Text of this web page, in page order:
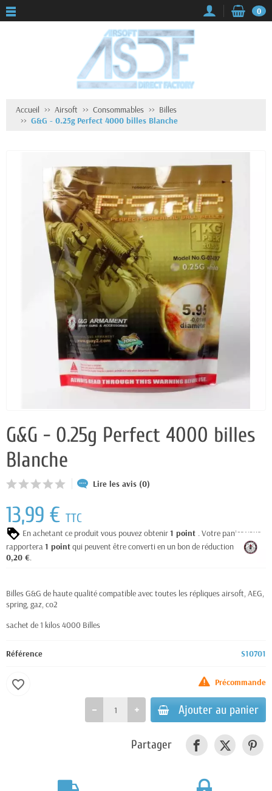
0
Accueil Airsoft Consommables
Billes
G&G - 0.25g Perfect 4000 billes Blanche
G&G - 0.25g Perfect 4000 billes
Blanche
Lire les avis (0)
13,99 € TTC
En achetant ce produit vous pouvez obtenir1 point . Votre panier vous
rapportera1 pointqui peuvent être converti en un bon de réduction de
0,20 €.
Billes G&G de haute qualité compatible avec toutes les répliques airsoft, AEG,
spring, gaz, co2
sachet de 1 kilos 4000 Billes
Référence S10701
Précommande
Ajouter au panier
favorite_border
Partager